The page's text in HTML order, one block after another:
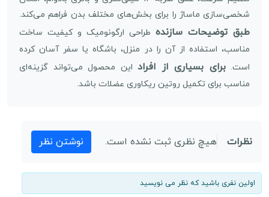
شخصی‌سازی ماساژ را برای بخش‌های مختلف بدن فراهم می‌کند.
طبق توضیحات سازنده طراحی ارگونومیک و کیفیت ساخت
مناسب، استفاده از آن را در منزل، باشگاه یا سفر آسان کرده
است.برای بسیاری از افراد این محصول می‌تواند گزینه‌ای
مناسب برای تکمیل روتین ریکاوری عضلات باشد.
نظرات هیچ نظری ثبت نشده است. نوشتن نظر
اولین نفری باشید که نظر می نویسید